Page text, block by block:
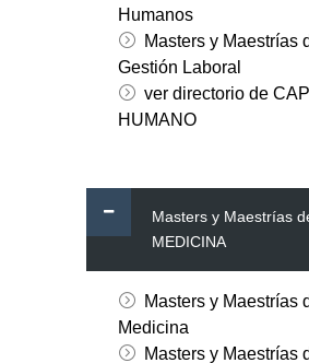
Humanos
Masters y Maestrías
Gestión Laboral
ver directorio de
HUMANO
Masters y Maestrías
MEDICINA
Masters y Maestrías
Medicina
Masters y Maestrías